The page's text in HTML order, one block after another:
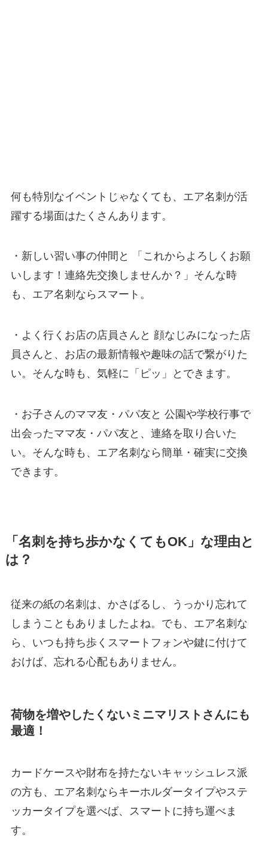
何も特別なイベントじゃなくても、エア名刺が活
躍する場面はたくさんあります。
・新しい習い事の仲間と 「これからよろしくお願
いします！連絡先交換しませんか？」そんな時
も、エア名刺ならスマート。
・よく行くお店の店員さんと 顔なじみになった店
員さんと、お店の最新情報や趣味の話で繋がりた
い。そんな時も、気軽に「ピッ」とできます。
・お子さんのママ友・パパ友と 公園や学校行事で
出会ったママ友・パパ友と、連絡を取り合いた
い。そんな時も、エア名刺なら簡単・確実に交換
できます。
「名刺を持ち歩かなくてもOK」な理由と
は？
従来の紙の名刺は、かさばるし、うっかり忘れて
しまうこともありましたよね。でも、エア名刺な
ら、いつも持ち歩くスマートフォンや鍵に付けて
おけば、忘れる心配もありません。
荷物を増やしたくないミニマリストさんにも
最適！
カードケースや財布を持たないキャッシュレス派
の方も、エア名刺ならキーホルダータイプやステ
ッカータイプを選べば、スマートに持ち運べま
す。